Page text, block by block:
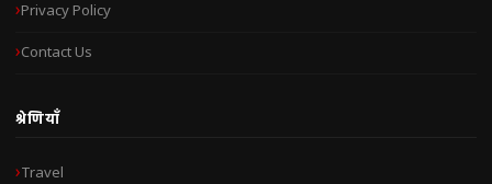
Privacy Policy
Contact Us
श्रेणियाँ
Travel